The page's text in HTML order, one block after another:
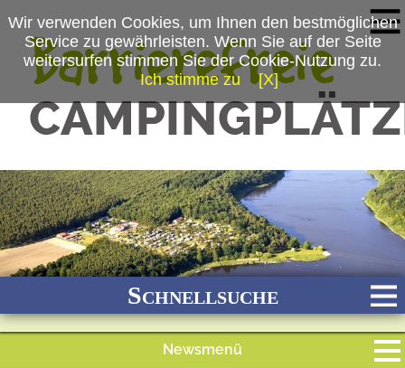
(c) Campingpark BuntspechtSchnellsuche
Newsmenü
Wir verwenden Cookies, um Ihnen den bestmöglichen
Service zu gewährleisten. Wenn Sie auf der Seite
weitersurfen stimmen Sie der Cookie-Nutzung zu.
Ich stimme zu
[X]